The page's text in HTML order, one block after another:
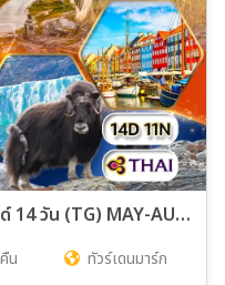
ทัวร์พรีเมี่ยมเดนมาร์ก - กรีนแลนด์ 14 วัน (TG) MAY-AUG 27
น
ทัวร์เดนมาร์ก